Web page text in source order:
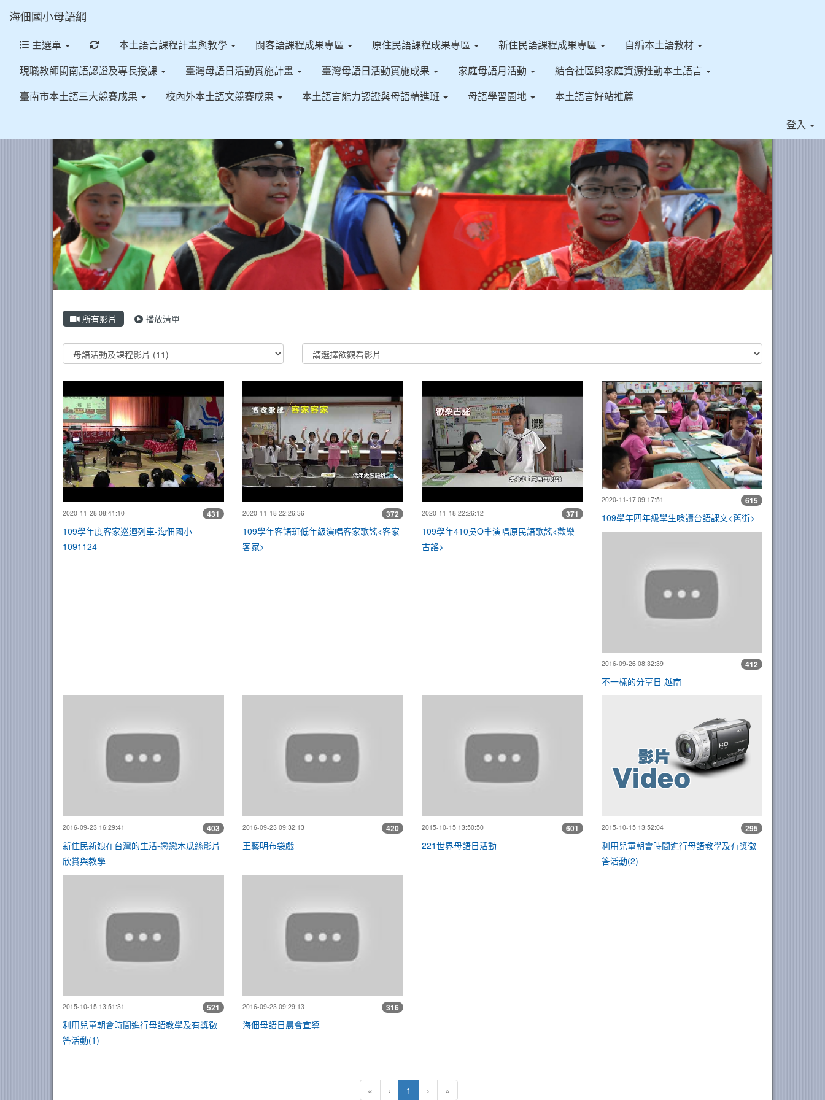
海佃國小母語網
主選單 重新取得佈景設定
本土語言課程計畫與教學 閩客語課程成果專區 原住民語課程成果專區 新住民語課程成果專區
自編本土語教材
現職教師閩南語認證及專長授課
臺灣母語日活動實施計畫 臺灣母語日活動實施成果 家庭母語月活動
結合社區與家庭資源推動本土語言
臺南市本土語三大競賽成果
校內外本土語文競賽成果 本土語言能力認證與母語精進班 母語學習園地
本土語言好站推薦
登入
所有影片 播放清單
Video List
431
2020-11-28 08:41:10
109學年度客家巡迴列車-海佃國小
1091124
372
2020-11-18 22:26:36
109學年客語班低年級演唱客家歌謠<客家
客家>
109學年410吳O丰演唱原民語歌謠<歡樂古謠>
371
2020-11-18 22:26:12
109學年410吳O丰演唱原民語歌謠<歡樂
古謠>
109學年四年級
615
2020-11-17 09:17:51
109學年四年級學生唸讀台語課文<舊街>
412
2016-09-26 08:32:39
不一樣的分享日 越南
403
2016-09-23 16:29:41
新住民新娘在台灣的生活-戀戀木瓜絲影片
欣賞與教學
420
2016-09-23 09:32:13
王藝明布袋戲
601
2015-10-15 13:50:50
221世界母語日活動
295
2015-10-15 13:52:04
利用兒童朝會時間進行母語教學及有獎徵
答活動(2)
521
2015-10-15 13:51:31
利用兒童朝會時間進行母語教學及有獎徵
答活動(1)
316
2016-09-23 09:29:13
海佃母語日晨會宣導
« ‹ 1 (目前頁次)
› »